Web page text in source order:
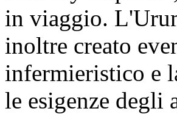
in viaggio.
inoltre creato
infermieristico e
le esigenze degli